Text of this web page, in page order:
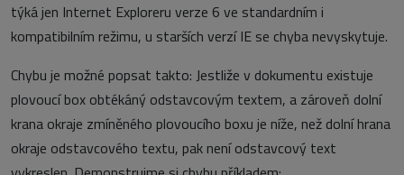
týká jen Internet Exploreru verze 6 ve standardním i
kompatibilním režimu, u starších verzí IE se chyba nevyskytuje.
Chybu je možné popsat takto: Jestliže v dokumentu existuje
plovoucí box obtékáný odstavcovým textem, a zároveň dolní
krana okraje zmíněného plovoucího boxu je níže, než dolní hrana
okraje odstavcového textu, pak není odstavcový text